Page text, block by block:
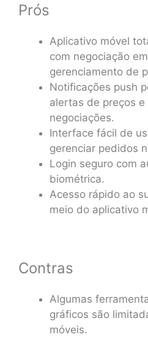
Prós
Aplicativo móvel
com negociação
gerenciamento de
Notificações push
alertas de preços
negociações.
Interface fácil de
gerenciar pedidos
Login seguro com
biométrica.
Acesso rápido ao
meio do aplicativo
Contras
Algumas
gráficos são
móveis.